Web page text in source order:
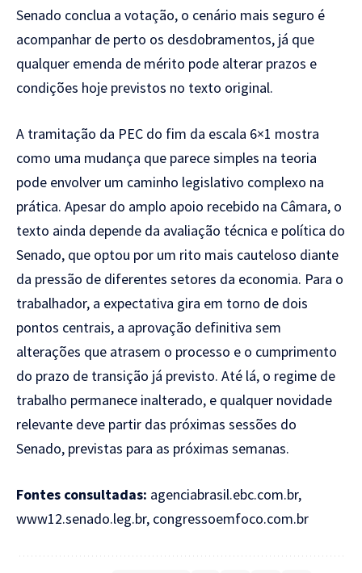
Senado conclua a votação, o cenário mais seguro é
acompanhar de perto os desdobramentos, já que
qualquer emenda de mérito pode alterar prazos e
condições hoje previstos no texto original.
A tramitação da PEC do fim da escala 6×1 mostra
como uma mudança que parecesimples na teoria
pode envolver um caminho legislativo complexo na
prática. Apesar do amplo apoio recebido na Câmara, o
texto ainda depende da avaliação técnica e política do
Senado, que optou por um rito mais cauteloso diante
da pressão de diferentes setores da economia. Para o
trabalhador, a expectativa gira em torno de dois
pontos centrais, a aprovação definitiva sem
alterações que atrasem o processo e o cumprimento
do prazo de transição já previsto. Até lá, o regime de
trabalho permanece inalterado, e qualquer novidade
relevante deve partir das próximas sessões do
Senado, previstas para as próximas semanas.
Fontes consultadas: agenciabrasil.ebc.com.br,
www12.senado.leg.br, congressoemfoco.com.br